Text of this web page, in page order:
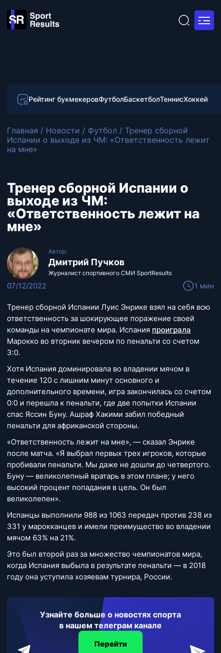
Рейтинг букмекеровФутболБаскетболТеннисХоккей
Главная / Новости / Футбол / Тренер сборной
Испании о выходе из ЧМ: «Ответственность лежит
на мне»
Тренер сборной Испании о
выходе из ЧМ:
«Ответственность лежит на
мне»
Автор:
Дмитрий Пучков
Журналист спортивного СМИ SportResults
07/12/2022 1 мин
Тренер сборной Испании Луис Энрике взял на себя всю
ответственность за шокирующее поражение своей
команды на чемпионате мира. Испания проиграла
Марокко во вторник вечером по пенальти со счетом
3:0.
Хотя Испания доминировала во владении мячом в
течение 120 с лишним минут основного и
дополнительного времени, игра закончилась со счетом
0:0 и перешла к пенальти, где две попытки Испании
спас Яссин Буну. Ашраф Хакими забил победный
пенальти для африканской стороны.
«Ответственность лежит на мне», — сказал Энрике
после матча. «Я выбрал первых трех игроков, которые
пробивали пенальти. Мы даже не дошли до четвертого.
Буну — великолепный вратарь в этом плане; у него
высокий процент попадания в цель. Он был
великолепен».
Испанцы выполнили 988 из 1063 передач против 238 из
331 у марокканцев и имели преимущество во владении
мячом 63% на 21%.
Это был второй раз за множество чемпионатов мира,
когда Испания выбыла в результате пенальти — в 2018
году она уступила хозяевам турнира, России.
Узнайте больше о новостях спорта
в нашем телеграм канале
Перейти